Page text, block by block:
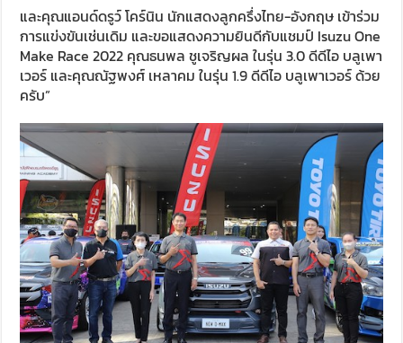
และคุณแอนด์ดรูว์ โคร์นิน นักแสดงลูกครึ่งไทย-อังกฤษ เข้าร่วม
การแข่งขันเช่นเดิม และขอแสดงความยินดีกับแชมป์ Isuzu One
Make Race 2022 คุณธนพล ชูเจริญผล ในรุ่น 3.0 ดีดีไอ บลูเพา
เวอร์ และคุณณัฐพงศ์ เหลาคม ในรุ่น 1.9 ดีดีไอ บลูเพาเวอร์ ด้วย
ครับ”